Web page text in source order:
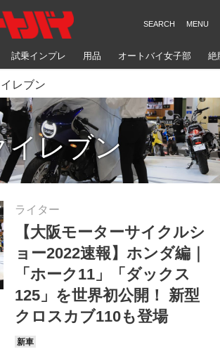
試乗インプレ 用品 オートバイ女子部 絶
レブン
イレブン
ライター
【大阪モーターサイクルシ
ョー2022速報】ホンダ編｜
「ホーク11」「ダックス
125」を世界初公開！ 新型
クロスカブ110も登場